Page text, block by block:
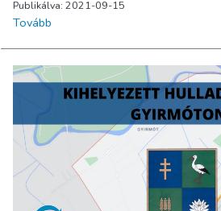
Publikálva: 2021-09-15
Tovább